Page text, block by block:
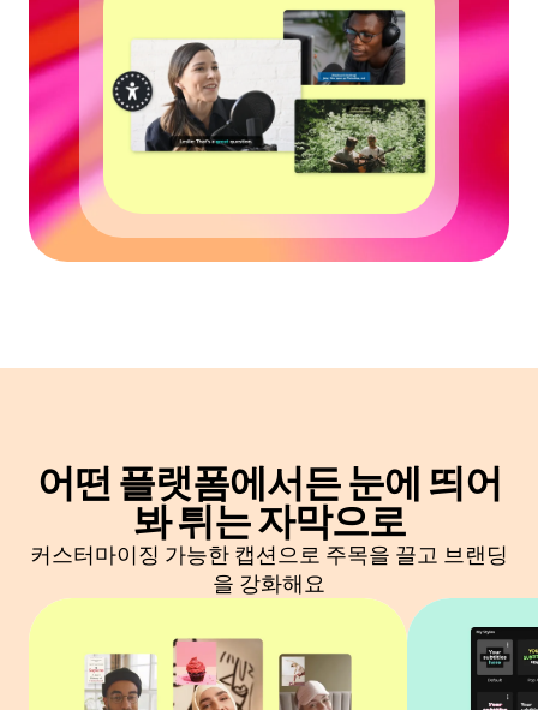
어떤 플랫폼에서든 눈에 띄어
봐튀는 자막으로
커스터마이징 가능한 캡션으로 주목을 끌고 브랜딩
을 강화해요